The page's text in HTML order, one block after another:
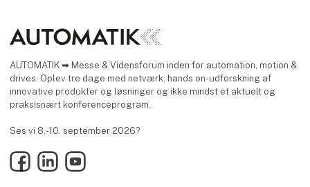
AUTOMATIK ➡ Messe & Vidensforum inden for automation, motion &
drives. Oplev tre dage med netværk, hands on-udforskning af
innovative produkter og løsninger og ikke mindst et aktuelt og
praksisnært konferenceprogram.
Ses vi 8.-10. september 2026?
FacebookLinkedInYouTube